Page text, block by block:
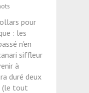
pour
: les
n'en
siffleur
à
duré deux
(le tout